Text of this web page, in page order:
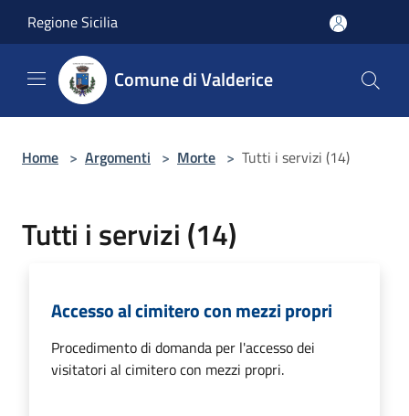
Regione Sicilia
Comune di Valderice
Home > Argomenti > Morte > Tutti i servizi (14)
Tutti i servizi (14)
Accesso al cimitero con mezzi propri
Procedimento di domanda per l'accesso dei
visitatori al cimitero con mezzi propri.